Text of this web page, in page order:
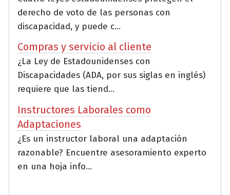
derecho de voto de las personas con
discapacidad, y puede c...
Compras y servicio al cliente
¿La Ley de Estadounidenses con
Discapacidades (ADA, por sus siglas en inglés)
requiere que las tiend...
Instructores Laborales como
Adaptaciones
¿Es un instructor laboral una adaptación
razonable? Encuentre asesoramiento experto
en una hoja info...